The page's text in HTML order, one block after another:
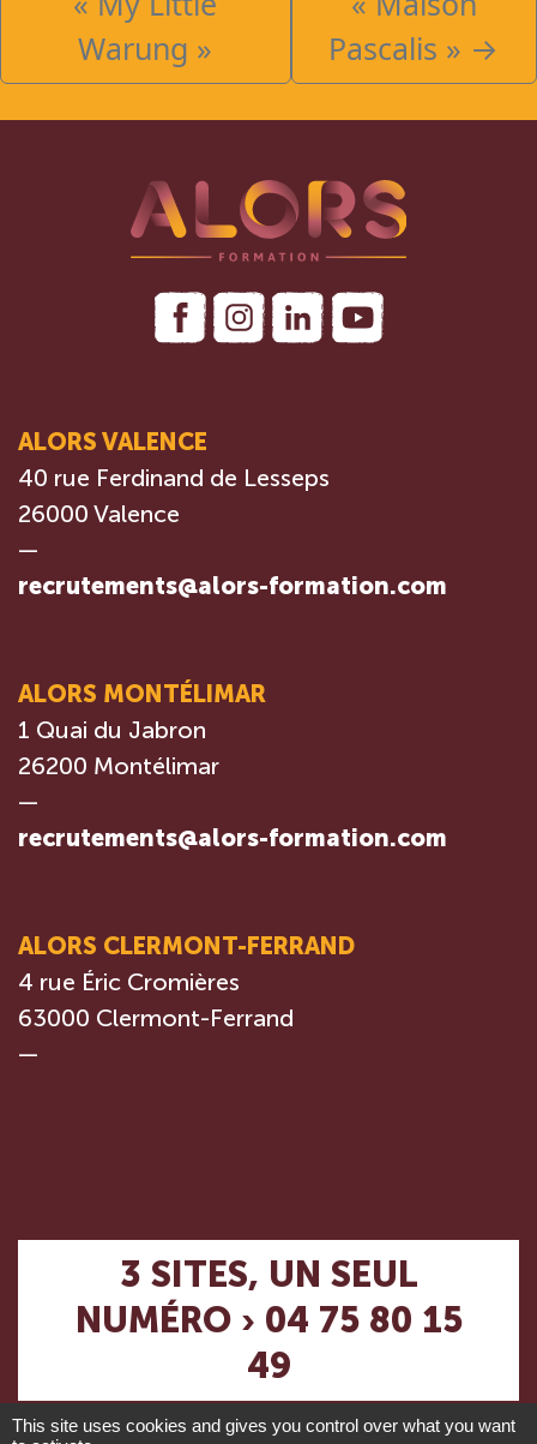
Warung »
Pascalis » →
ALORS VALENCE
40 rue Ferdinand de Lesseps
26000 Valence
—
recrutements@alors-formation.com
ALORS MONTÉLIMAR
1 Quai du Jabron
26200 Montélimar
—
recrutements@alors-formation.com
ALORS CLERMONT-FERRAND
4 rue Éric Cromières
63000 Clermont-Ferrand
—
3 SITES, UN SEUL
NUMÉRO › 04 75 80 15
49
This site uses cookies and gives you control over what you want